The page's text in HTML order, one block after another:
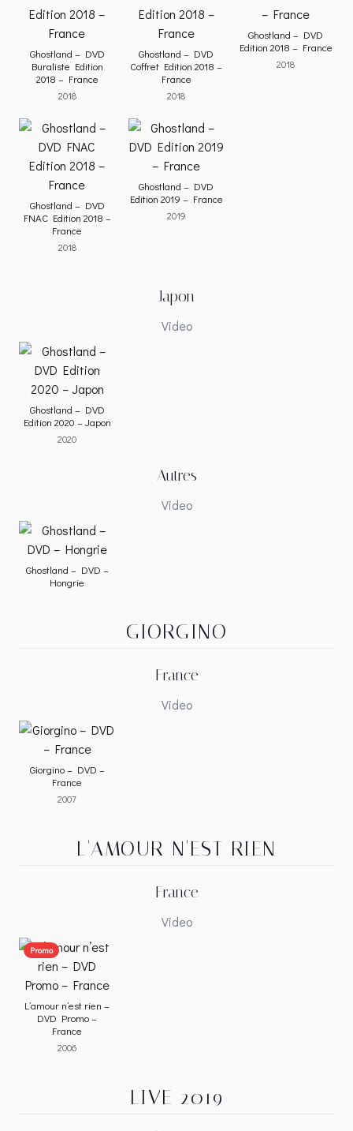
Ghostland – DVD
Buraliste Edition
2018 – France
2018
Ghostland – DVD
Coffret Edition 2018 –
France
2018
Ghostland – DVD
Edition 2018 – France
2018
Ghostland – DVD
FNAC Edition 2018 –
France
2018
Ghostland – DVD
Edition 2019 – France
2019
Japon
Video
Ghostland – DVD
Edition 2020 – Japon
2020
Autres
Video
Ghostland – DVD –
Hongrie
GIORGINO
France
Video
Giorgino – DVD –
France
2007
L'AMOUR N'EST RIEN
France
Video
Promo
L’amour n’est rien –
DVD Promo –
France
2006
LIVE 2019